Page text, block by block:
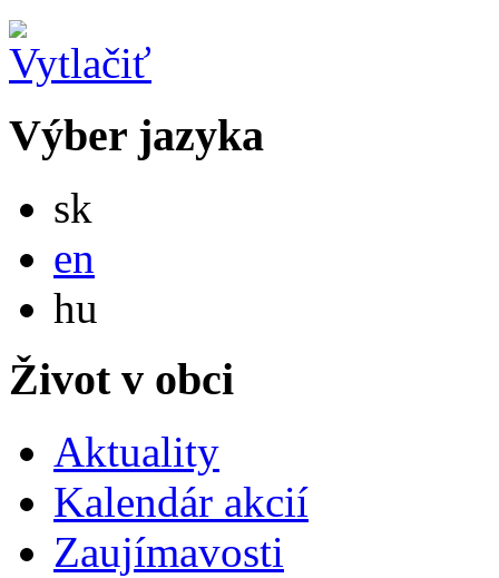
Výber jazyka
sk
en
hu
Život v obci
Aktuality
Kalendár akcií
Zaujímavosti